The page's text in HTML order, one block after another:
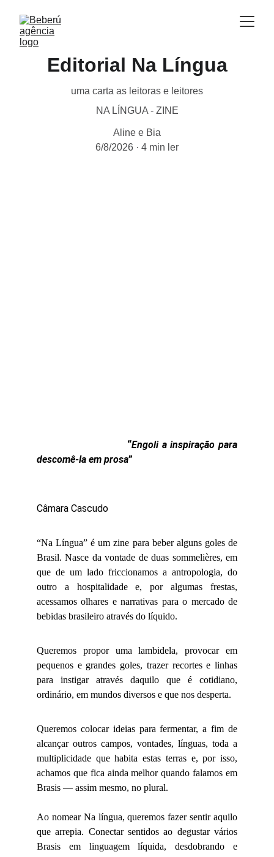
Editorial Na Língua
uma carta as leitoras e leitores
NA LÍNGUA - ZINE
Aline e Bia
6/8/2026
4 min ler
“Engoli a inspiração para
descomê-la em prosa”
Câmara Cascudo
“Na Língua” é um zine para beber alguns goles de
Brasil. Nasce da vontade de duas sommelières, em
que de um lado friccionamos a antropologia, do
outro a hospitalidade e, por algumas frestas,
acessamos olhares e narrativas para o mercado de
bebidas brasileiro através do líquido.
Queremos propor uma lambidela, provocar em
pequenos e grandes goles, trazer recortes e linhas
para instigar através daquilo que é cotidiano,
ordinário, em mundos diversos e que nos desperta.
Queremos colocar ideias para fermentar, a fim de
alcançar outros campos, vontades, línguas, toda a
multiplicidade que habita estas terras e, por isso,
achamos que fica ainda melhor quando falamos em
Brasis — assim mesmo, no plural.
Ao nomear Na língua, queremos fazer sentir aquilo
que arrepia. Conectar sentidos ao degustar vários
Brasis em linguagem líquida, desdobrando e